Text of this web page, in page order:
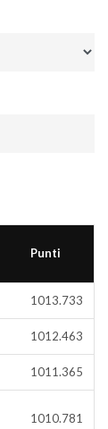
Punti
1013.733
1012.463
1011.365
1010.781